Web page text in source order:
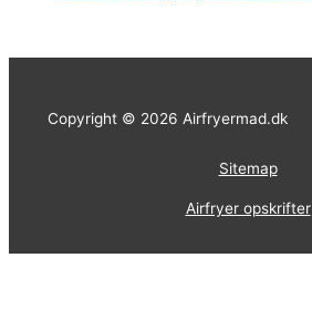
Copyright © 2026 Airfryermad.dk
Sitemap
Airfryer opskrifter